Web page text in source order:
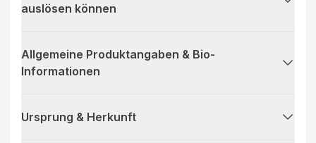
auslösen können
Allgemeine Produktangaben & Bio-
Informationen
Ursprung & Herkunft